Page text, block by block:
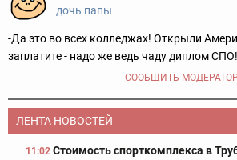
дочь папы
-Да это во всех колледжах! Открыли
заплатите - надо же ведь чаду диплом СПО!
СООБЩИТЬ
ЛЕНТА НОВОСТЕЙ
11:02 Стоимость спорткомплекса в